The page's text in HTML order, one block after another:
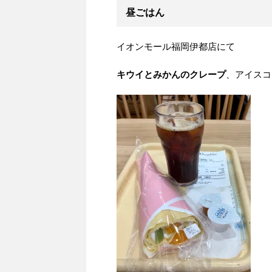
昼ごはん
イオンモール福岡伊都店にて
キウイとみかんのクレープ、アイス